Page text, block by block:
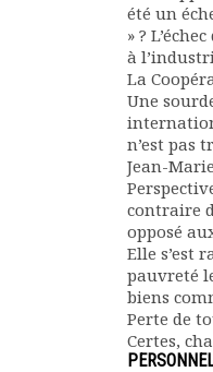
été un
» ?
à
La
Une
n’est pas
Jean-
contraire
opposé
Elle s’est
pauvreté
biens
Perte de
Certes,